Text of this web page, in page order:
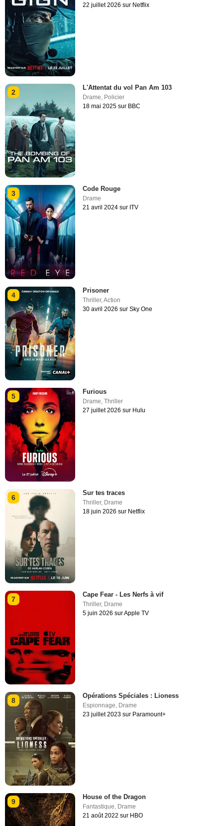
22 juillet 2026 sur Netflix
2
L'Attentat du vol Pan Am 103
Drame, Policier
18 mai 2025 sur BBC
3
Code Rouge
Drame
21 avril 2024 sur ITV
4
Prisoner
Thriller,Action
30 avril 2026 sur Sky One
5
Furious
Drame,Thriller
27 juillet 2026 sur Hulu
6
Sur tes traces
Thriller, Drame
18 juin 2026 sur Netflix
7
Cape Fear - Les Nerfs à vif
Thriller, Drame
5 juin 2026 sur Apple TV
8
Opérations Spéciales : Lioness
Espionnage, Drame
23 juillet 2023 sur Paramount+
9
House of the Dragon
Fantastique, Drame
21 août 2022 sur HBO